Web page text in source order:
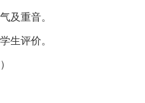
及重音。
生评价。